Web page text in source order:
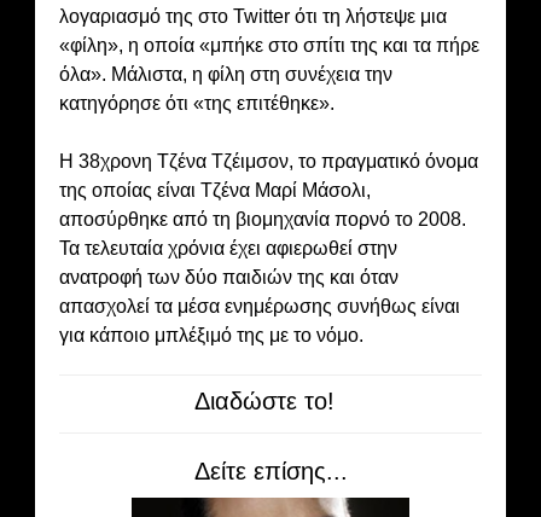
λογαριασμό της στο Twitter ότι τη λήστεψε μια
«φίλη», η οποία «μπήκε στο σπίτι της και τα πήρε
όλα». Μάλιστα, η φίλη στη συνέχεια την
κατηγόρησε ότι «της επιτέθηκε».
Η 38χρονη Τζένα Τζέιμσον, το πραγματικό όνομα
της οποίας είναι Τζένα Μαρί Μάσολι,
αποσύρθηκε από τη βιομηχανία πορνό το 2008.
Τα τελευταία χρόνια έχει αφιερωθεί στην
ανατροφή των δύο παιδιών της και όταν
απασχολεί τα μέσα ενημέρωσης συνήθως είναι
για κάποιο μπλέξιμό της με το νόμο.
Διαδώστε το!
Δείτε επίσης...